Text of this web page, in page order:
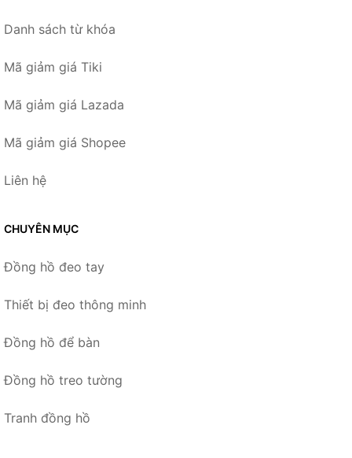
Danh sách từ khóa
Mã giảm giá Tiki
Mã giảm giá Lazada
Mã giảm giá Shopee
Liên hệ
CHUYÊN MỤC
Đồng hồ đeo tay
Thiết bị đeo thông minh
Đồng hồ để bàn
Đồng hồ treo tường
Tranh đồng hồ